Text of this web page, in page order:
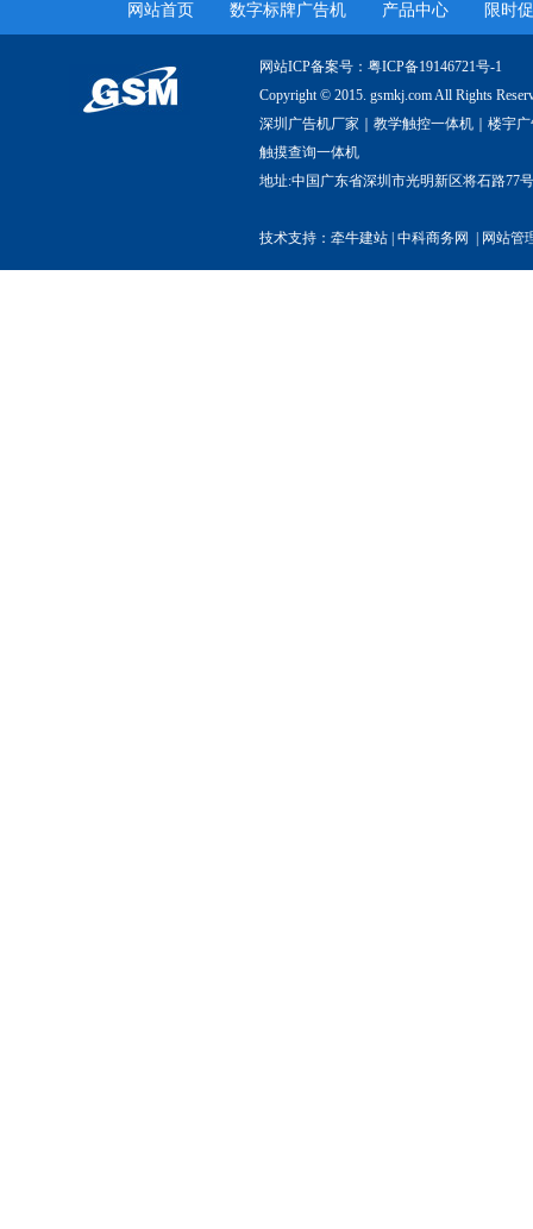
网站首页 数字标牌广告机 产品中心 限时
网站ICP备案号： 粤ICP备19146721号-1
Copyright © 2015. gsmkj.com All Rights
深圳广告机厂家｜教学触控一体机｜楼宇
触摸查询一体机
地址:中国广东省深圳市光明新区将石路77
技术支持： 牵牛建站 中科商务网 网站管